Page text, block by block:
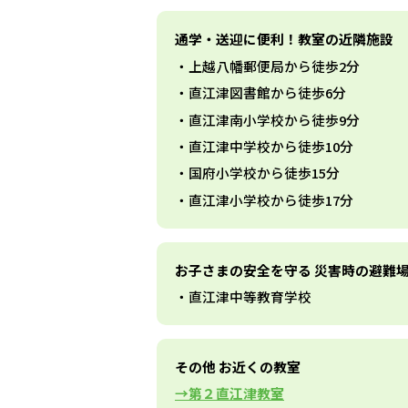
通学・送迎に便利！教室の近隣施設
上越八幡郵便局から徒歩2分
直江津図書館から徒歩6分
直江津南小学校から徒歩9分
直江津中学校から徒歩10分
国府小学校から徒歩15分
直江津小学校から徒歩17分
お子さまの安全を守る 災害時の避難
直江津中等教育学校
その他 お近くの教室
第２直江津教室